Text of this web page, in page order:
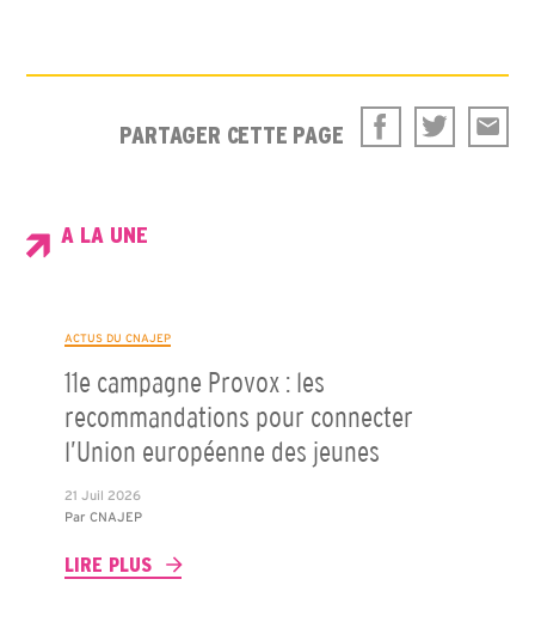
PARTAGER CETTE PAGE
A LA UNE
ACTUS DU CNAJEP
11e campagne Provox : les
recommandations pour connecter
l’Union européenne des jeunes
21 Juil 2026
Par CNAJEP
LIRE PLUS